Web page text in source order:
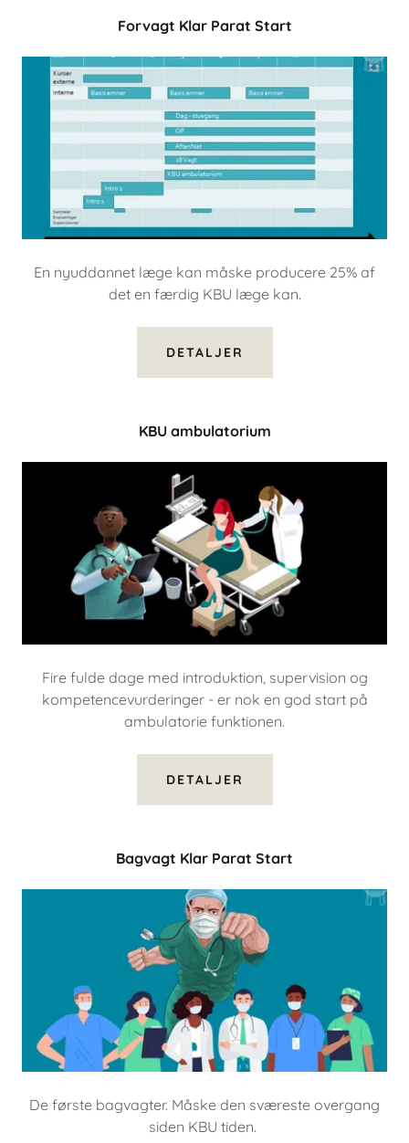
Forvagt Klar Parat Start
En nyuddannet læge kan måske producere 25% af
det en færdig KBU læge kan.
DETALJER
KBU ambulatorium
Fire fulde dage med introduktion, supervision og
kompetencevurderinger - er nok en god start på
ambulatorie funktionen.
DETALJER
Bagvagt Klar Parat Start
De første bagvagter. Måske den sværeste overgang
siden KBU tiden.